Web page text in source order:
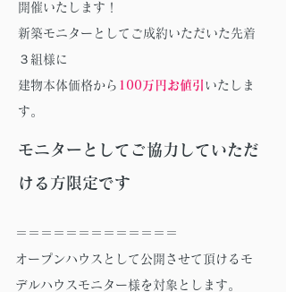
開催いたします！
新築モニターとしてご成約いただいた先着
３組様に
建物本体価格から 100万円お値引 いたしま
す。
モニターとしてご協力していただ
ける方限定です
​＝＝＝＝＝＝＝＝＝＝＝＝＝
オープンハウスとして公開させて頂けるモ
デルハウスモニター様を対象とします。